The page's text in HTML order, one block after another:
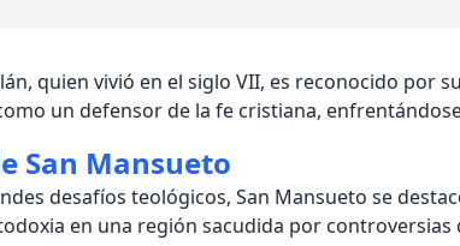
quien vivió en el siglo VII, es reconocido por
un defensor de la fe cristiana,
San Mansueto
desafíos teológicos, San Mansueto se
en una región sacudida por controversias